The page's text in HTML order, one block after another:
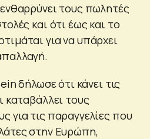
τους πωλητές
και ότι έως και το
για να υπάρχει
δήλωσε ότι κάνει τις
καταβάλλει τους
για τις παραγγελίες που
στην Ευρώπη,